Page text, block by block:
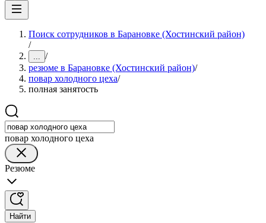
Поиск сотрудников в Барановке (Хостинский район)
/
... /
резюме в Барановке (Хостинский район)/
повар холодного цеха/
полная занятость
повар холодного цеха
Резюме
Найти